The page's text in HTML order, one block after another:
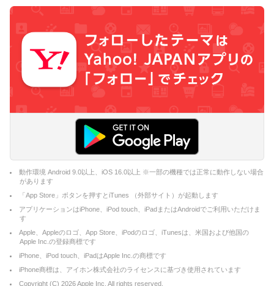
動作環境 Android 9.0以上、iOS 16.0以上 ※一部の機種では正常に動作しない場合
があります
「App Store」ボタンを押すとiTunes （外部サイト）が起動します
アプリケーションはiPhone、iPod touch、iPadまたはAndroidでご利用いただけま
す
Apple、Appleのロゴ、App Store、iPodのロゴ、iTunesは、米国および他国の
Apple Inc.の登録商標です
iPhone、iPod touch、iPadはApple Inc.の商標です
iPhone商標は、アイホン株式会社のライセンスに基づき使用されています
Copyright (C) 2026Apple Inc. All rights reserved.